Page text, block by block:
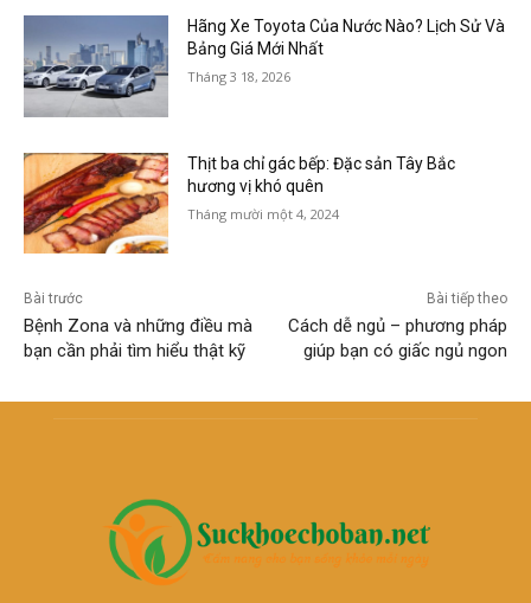
Hãng Xe Toyota Của Nước Nào? Lịch Sử Và
Bảng Giá Mới Nhất
Tháng 3 18, 2026
Thịt ba chỉ gác bếp: Đặc sản Tây Bắc
hương vị khó quên
Tháng mười một 4, 2024
Bài trước
Bệnh Zona và những điều mà
bạn cần phải tìm hiểu thật kỹ
Bài tiếp theo
Cách dễ ngủ – phương pháp
giúp bạn có giấc ngủ ngon